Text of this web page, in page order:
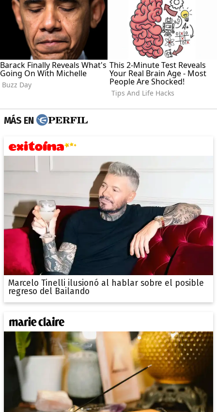
MÁS EN
Marcelo Tinelli ilusionó al hablar sobre el posible
regreso del Bailando